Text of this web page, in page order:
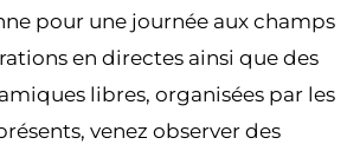
pour une journée aux champs
en directes ainsi que des
libres, organisées par les
venez observer des